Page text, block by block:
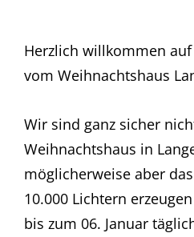
Herzlich willkommen
vom Weihnachtshaus
Wir sind ganz sicher
Weihnachtshaus in
möglicherweise aber
10.000 Lichtern
bis zum 06. Januar